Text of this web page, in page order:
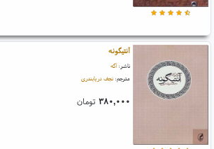
آنتیگونه
ناشر: آگه
مترجم: نجف دریابندری
۳۸۰,۰۰۰ تومان